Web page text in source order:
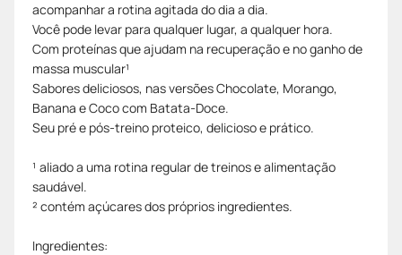
acompanhar a rotina agitada do dia a dia.
Você pode levar para qualquer lugar, a qualquer hora.
Com proteínas que ajudam na recuperação e no ganho de
massa muscular¹
Sabores deliciosos, nas versões Chocolate, Morango,
Banana e Coco com Batata-Doce.
Seu pré e pós-treino proteico, delicioso e prático.
¹ aliado a uma rotina regular de treinos e alimentação
saudável.
² contém açúcares dos próprios ingredientes.
Ingredientes: